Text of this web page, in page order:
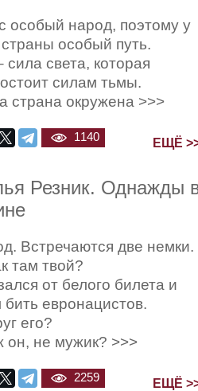
особый народ, поэтому у
особый путь.
света, которая
силам тьмы.
страна окружена >>>
1140 ЕЩЁ
Резник. Однажды
Встречаются две немки.
там твой?
от белого билета и
бить евронацистов.
его?
он, не мужик? >>>
2259 ЕЩЁ